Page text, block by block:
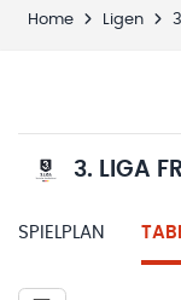
Home Ligen
3. LIGA
SPIELPLAN